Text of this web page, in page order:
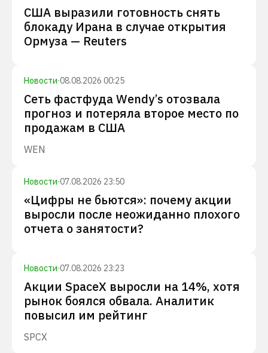
США выразили готовность снять
блокаду Ирана в случае открытия
Ормуза — Reuters
Новости·08.08.2026 00:25
Сеть фастфуда Wendy’s отозвала
прогноз и потеряла второе место по
продажам в США
WEN
Новости·07.08.2026 23:50
«Цифры не бьются»: почему акции
выросли после неожиданно плохого
отчета о занятости?
Новости·07.08.2026 23:23
Акции SpaceX выросли на 14%, хотя
рынок боялся обвала. Аналитик
повысил им рейтинг
SPCX